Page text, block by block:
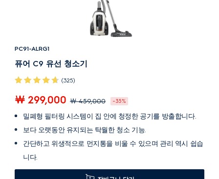
PC91-ALRG1
퓨어 C9 유선 청소기
(325)
￦ 299,000 ￦ 459,000 -35%
밀폐형 필터링 시스템이 집 안에 청정한 공기를 방출합니다.
보다 오랫동안 유지되는 탁월한 청소 기능.
간단하고 위생적으로 먼지통을 비울 수 있으며 관리 역시 쉽습
니다.